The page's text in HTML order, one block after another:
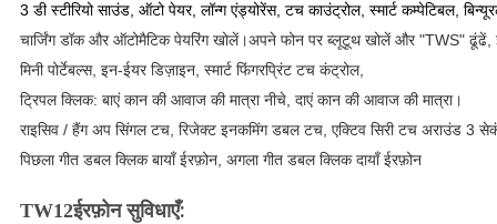
3 डी स्टीरियो साउंड, ऑटो पेयर, लॉन्ग एंड्योरेंस, टच काउंट्रोल, स्मार्ट कम्पेटिबल,
चार्जिंग डॉक और ऑटोमैटिक पेयरिंग खोलें।अपने फोन पर ब्लूटूथ खोलें और "TWS"
मिनी पोर्टेबल्स, इन-ईयर डिज़ाइन, स्मार्ट फिंगरप्रिंट टच कंट्रोल,
ट्रिपल क्लिक: बाएं कान की आवाज की मात्रा नीचे, दाएं कान की आवाज की मात्रा।
राइसिव / हैंग अप सिंगल टच, रिजेक्ट इनकमिंग डबल टच, एक्टिव सिरी टच अराउंड 3
पिछला गीत डबल क्लिक बायाँ ईरफ़ोन, अगला गीत डबल क्लिक दायाँ ईरफ़ोन
TW12ईरफ़ोन सुविधाएँ: